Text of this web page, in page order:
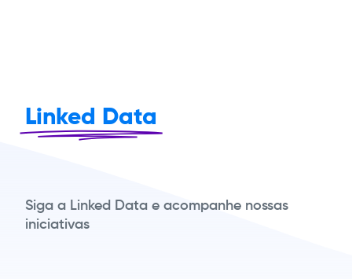
Linked Data
Siga a Linked Data e acompanhe nossas
iniciativas